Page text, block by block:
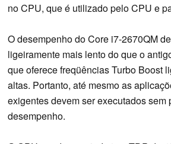
no CPU, que é utilizado pelo CPU e
O desempenho do Core i7-2670QM
ligeiramente mais lento do que o
que oferece freqüências Turbo Boost
altas. Portanto, até mesmo as
exigentes devem ser executados sem
desempenho.